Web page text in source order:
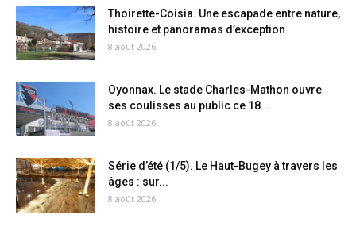
Thoirette-Coisia. Une escapade entre nature,
histoire et panoramas d’exception
8 août 2026
Oyonnax. Le stade Charles-Mathon ouvre
ses coulisses au public ce 18...
8 août 2026
Série d’été (1/5). Le Haut-Bugey à travers les
âges : sur...
8 août 2026